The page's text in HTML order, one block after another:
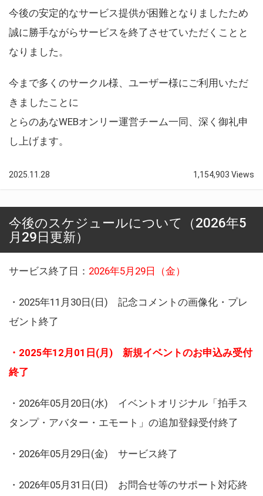
今後の安定的なサービス提供が困難となりましたため
誠に勝手ながらサービスを終了させていただくことと
なりました。
今まで多くのサークル様、ユーザー様にご利用いただ
きましたことに
とらのあなWEBオンリー運営チーム一同、深く御礼申
し上げます。
2025.11.28 1,154,903 Views
今後のスケジュールについて（2026年5
月29日更新）
サービス終了日： 2026年5月29日（金）
・2025年11月30日(日) 記念コメントの画像化・プレ
ゼント終了
・2025年12月01日(月) 新規イベントのお申込み受付
終了
・2026年05月20日(水) イベントオリジナル「拍手ス
タンプ・アバター・エモート」の追加登録受付終了
・2026年05月29日(金) サービス終了
・2026年05月31日(日) お問合せ等のサポート対応終